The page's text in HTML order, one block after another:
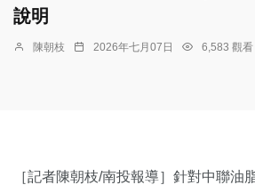
說明
陳朝枝 2026年七月07日 6,583 觀看
［記者陳朝枝/南投報導］針對中聯油